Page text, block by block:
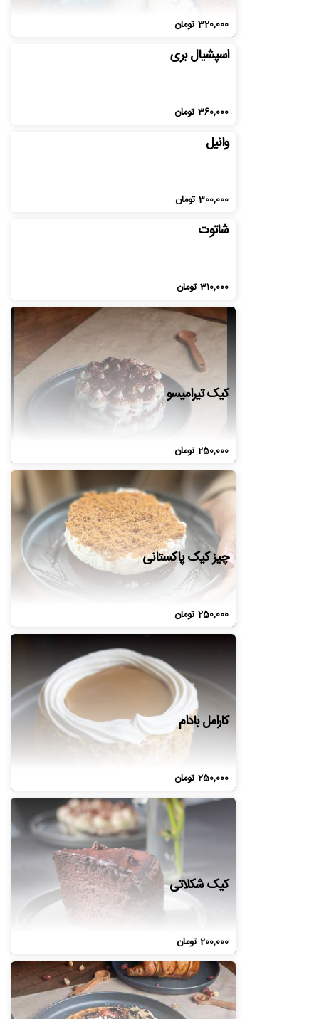
320,000تومان
اسپشیال بری
360,000تومان
وانیل
300,000تومان
شاتوت
310,000تومان
کیک تیرامیسو
250,000تومان
چیز کیک پاکستانی
250,000تومان
کارامل بادام
250,000تومان
کیک شکلاتی
200,000تومان